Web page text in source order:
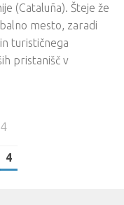
(Cataluña). Šteje že
mesto, zaradi
turističnega
pristanišč v
4